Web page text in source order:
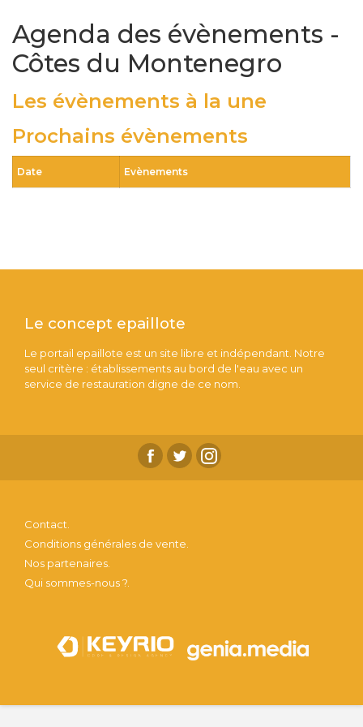
Agenda des évènements -
Côtes du Montenegro
Les évènements à la une
Prochains évènements
Date Evènements
Le concept epaillote
Le portail epaillote est un site libre et indépendant. Notre
seul critère : établissements au bord de l'eau avec un
service de restauration digne de ce nom.
Contact.
Conditions générales de vente.
Nos partenaires.
Qui sommes-nous ?.